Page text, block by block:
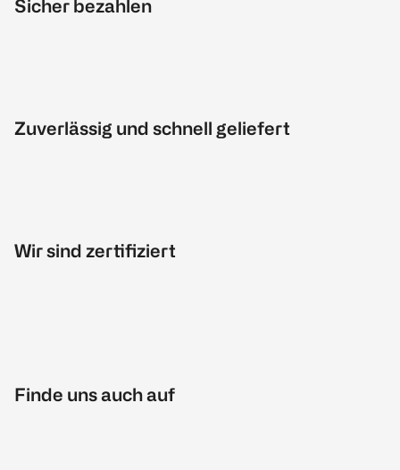
Sicher bezahlen
Zuverlässig und schnell geliefert
Wir sind zertifiziert
Finde uns auch auf